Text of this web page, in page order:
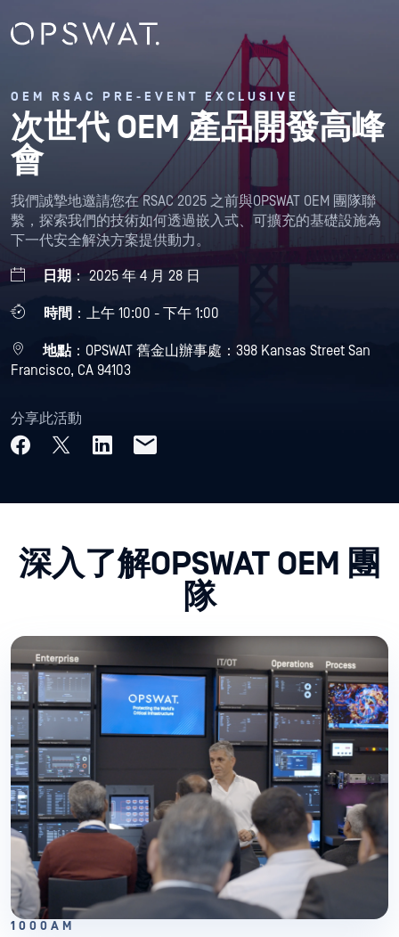
OEM RSAC PRE-EVENT EXCLUSIVE
次世代 OEM 產品開發高峰
會
我們誠摯地邀請您在 RSAC 2025 之前與OPSWAT OEM 團隊聯
繫，探索我們的技術如何透過嵌入式、可擴充的基礎設施為
下一代安全解決方案提供動力。
日期 ： 2025 年 4 月 28 日
時間 ：上午 10:00 - 下午 1:00
地點：OPSWAT 舊金山辦事處：398 Kansas Street San
Francisco, CA 94103
分享此活動
深入了解OPSWAT OEM 團
隊
1000AM